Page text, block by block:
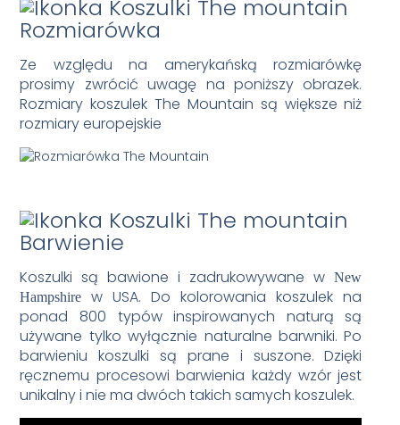
Rozmiarówka
Ze względu na amerykańską rozmiarówkę
prosimy zwrócić uwagę na poniższy obrazek.
Rozmiary koszulek The Mountain są większe niż
rozmiary europejskie
Barwienie
Koszulki są bawione i zadrukowywane wNew
Hampshire
w USA. Do kolorowania koszulek na
ponad 800 typów inspirowanych naturą są
używane tylko wyłącznie naturalne barwniki. Po
barwieniu koszulki są prane i suszone. Dzięki
ręcznemu procesowi barwienia każdy wzór jest
unikalny i nie ma dwóch takich samych koszulek.